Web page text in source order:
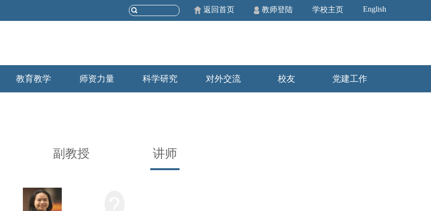
English
学校主页
教师登陆
返回首页
教育教学 师资力量 科学研究 对外交流 校友 党建工作
副教授 讲师